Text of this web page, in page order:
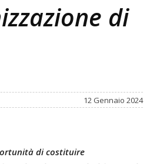
di
12 Gennaio 2024
di costituire